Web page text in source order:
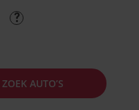
ZOEK AUTO’S